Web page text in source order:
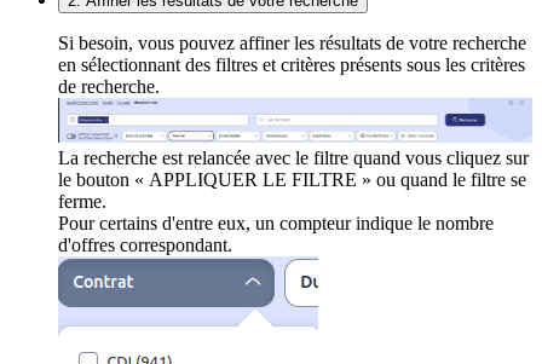
Si besoin, vous pouvez affiner les résultats de votre recherche
en sélectionnant des filtres et critères présents sous les critères
de recherche.
La recherche est relancée avec le filtre quand vous cliquez sur
le bouton « APPLIQUER LE FILTRE » ou quand le filtre se
ferme.
Pour certains d'entre eux, un compteur indique le nombre
d'offres correspondant.